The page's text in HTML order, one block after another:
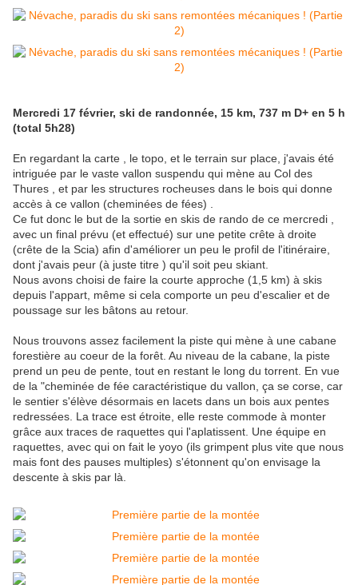
Mercredi 17 février, ski de randonnée, 15 km, 737 m D+ en 5 h
(total 5h28)
En regardant la carte , le topo, et le terrain sur place, j'avais été
intriguée par le vaste vallon suspendu qui mène au Col des
Thures , et par les structures rocheuses dans le bois qui donne
accès à ce vallon (cheminées de fées) .
Ce fut donc le but de la sortie en skis de rando de ce mercredi ,
avec un final prévu (et effectué) sur une petite crête à droite
(crête de la Scia) afin d'améliorer un peu le profil de l'itinéraire,
dont j'avais peur (à juste titre ) qu'il soit peu skiant.
Nous avons choisi de faire la courte approche (1,5 km) à skis
depuis l'appart, même si cela comporte un peu d'escalier et de
poussage sur les bâtons au retour.
Nous trouvons assez facilement la piste qui mène à une cabane
forestière au coeur de la forêt. Au niveau de la cabane, la piste
prend un peu de pente, tout en restant le long du torrent. En vue
de la "cheminée de fée caractéristique du vallon, ça se corse, car
le sentier s'élève désormais en lacets dans un bois aux pentes
redressées. La trace est étroite, elle reste commode à monter
grâce aux traces de raquettes qui l'aplatissent. Une équipe en
raquettes, avec qui on fait le yoyo (ils grimpent plus vite que nous
mais font des pauses multiples) s'étonnent qu'on envisage la
descente à skis par là.